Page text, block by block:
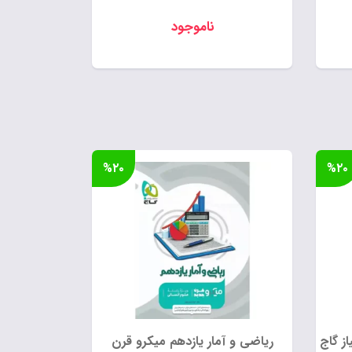
ناموجود
گاج
%۲۰
ریاضی و آمار یازدهم میکرو قرن
%۲۰